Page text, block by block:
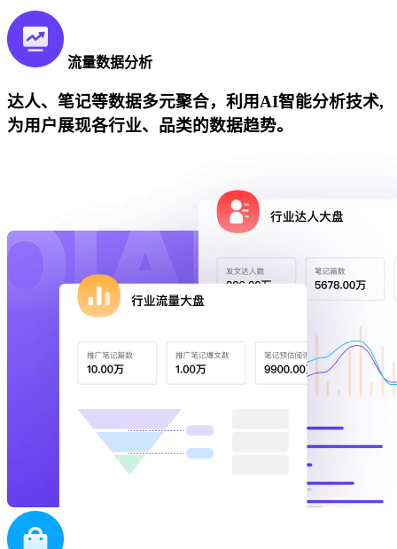
流量数据分析
达人、笔记等数据多元聚合，利用AI智能分析技术,
为用户展现各行业、品类的数据趋势。